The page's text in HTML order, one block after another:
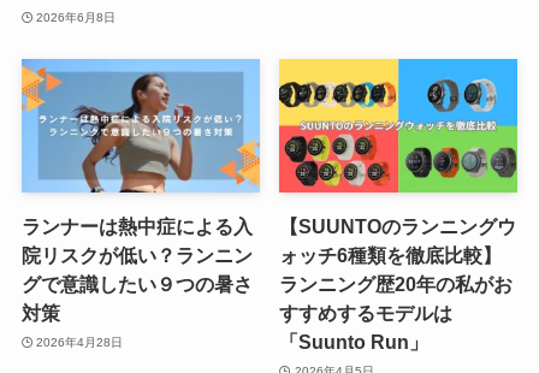
2026年6月8日
ランナーは熱中症による入
院リスクが低い？ランニン
グで意識したい９つの暑さ
対策
2026年4月28日
【SUUNTOのランニングウ
ォッチ6種類を徹底比較】
ランニング歴20年の私がお
すすめするモデルは
「Suunto Run」